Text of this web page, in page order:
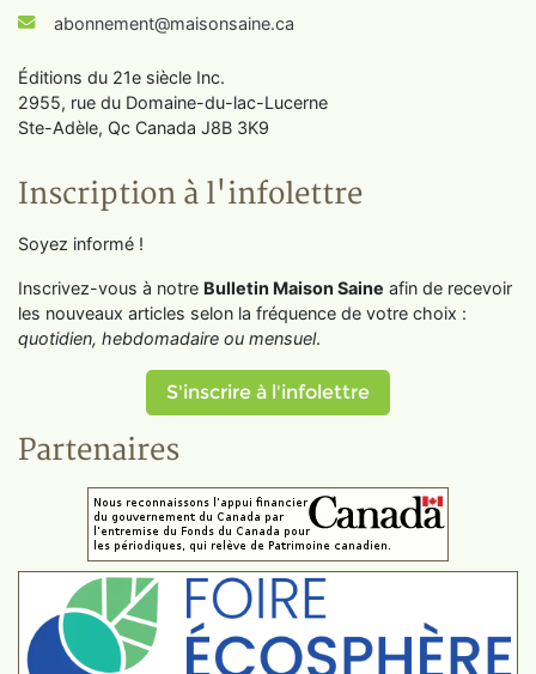
abonnement@maisonsaine.ca
Éditions du 21e siècle Inc.
2955, rue du Domaine-du-lac-Lucerne
Ste-Adèle, Qc Canada J8B 3K9
Inscription à l'infolettre
Soyez informé !
Inscrivez-vous à notre Bulletin Maison Saine afin de recevoir
les nouveaux articles selon la fréquence de votre choix :
quotidien, hebdomadaire ou mensuel.
S'inscrire à l'infolettre
Partenaires